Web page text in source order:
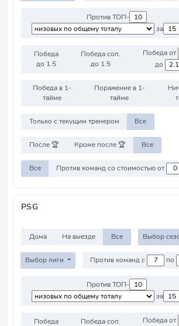
Против ТОП-
за
Победа
до 1.5
Победа соп.
до 1.5
Победа от
до
Победа в 1-
тайме
Поражение в 1-
тайме
Только с текущим тренером Все
После 🏆 Кроме после 🏆 Все
Все Против команд со стоимостью от
PSG
Дома На выезде Все Выбор
Выбор лиги Против команд с по
Против ТОП-
за
Победа
Победа соп.
Победа от